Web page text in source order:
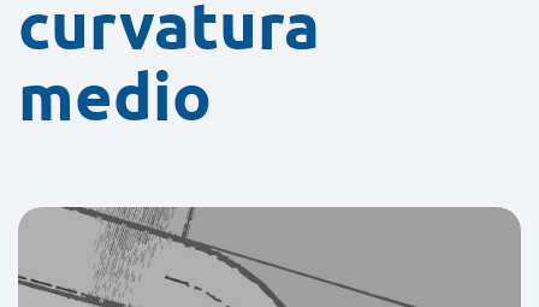
curvatura
medio